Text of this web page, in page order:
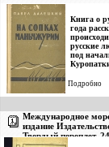
Книга о
года
русские
под
части)
Подробно
Международное
издание
Твердый переплет,